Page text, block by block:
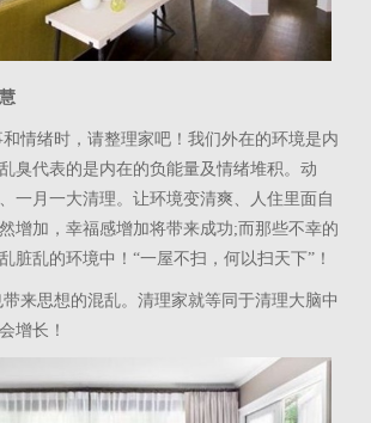
绪时，请整理家吧！我们外在的环境是内
臭代表的是内在的负能量及情绪堆积。动
一月一大清理。让环境变清爽、人住里面自
增加，幸福感增加将带来成功;而那些不幸的
脏乱的环境中！“一屋不扫，何以扫天下”！
思想的混乱。清理家就等同于清理大脑中
增长！